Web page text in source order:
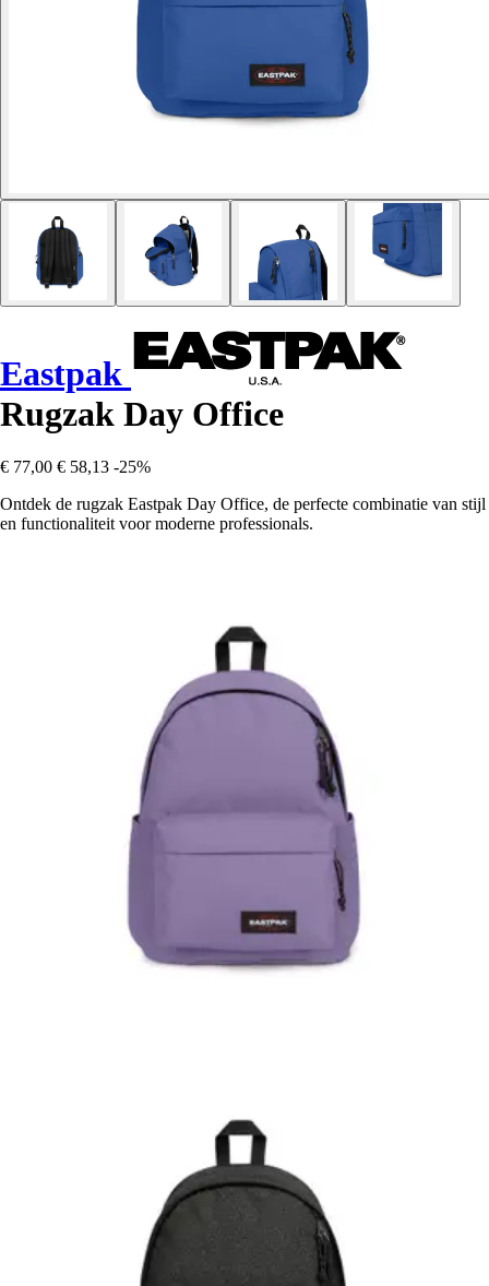
Eastpak
Rugzak Day Office
€ 77,00 € 58,13 -25%
Ontdek de rugzak Eastpak Day Office, de perfecte combinatie van stijl
en functionaliteit voor moderne professionals.